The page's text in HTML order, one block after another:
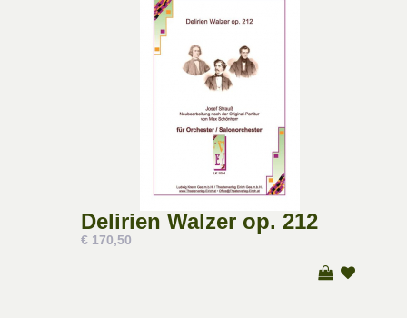
Delirien Walzer op. 212
€ 170,50